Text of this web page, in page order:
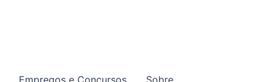
Empregos e Concursos Sobre